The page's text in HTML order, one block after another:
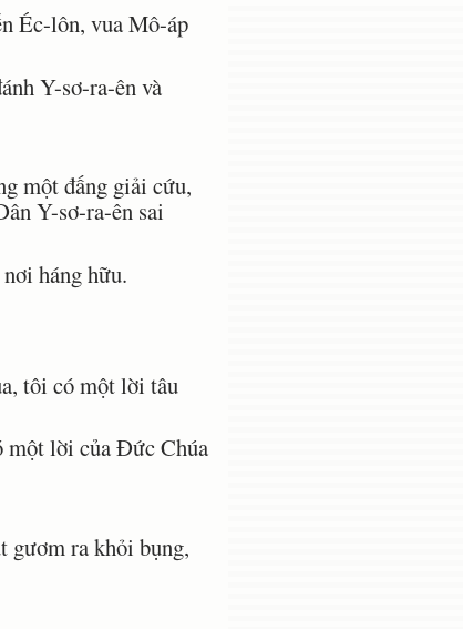
Éc-lôn, vua Mô-áp
Y-sơ-ra-ên và
một đấng giải cứu,
Y-sơ-ra-ên sai
háng hữu.
tôi có một lời tâu
một lời của Ðức Chúa
ra khỏi bụng,